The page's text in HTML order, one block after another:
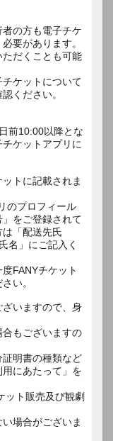
の方も電子チケ
要があります。
だくことも可能
ケットについて
ください。
前10:00以降とな
ケットアプリに
トに記載されま
のプロフィール
をご登録されて
「配送先氏
名」にご記入く
FANYチケット
さい。
いますので、身
もございますの
明書の種類など
にあたって」を
ト販売及び観劇
場合がございま